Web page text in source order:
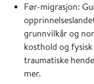
Før-migrasjon:
grunnvilkår og
kosthold og
traumatiske
mer.